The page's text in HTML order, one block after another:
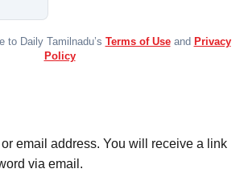
to Daily Tamilnadu’s Terms of Useand Privacy
Policy
email address. You will receive a link
via email.